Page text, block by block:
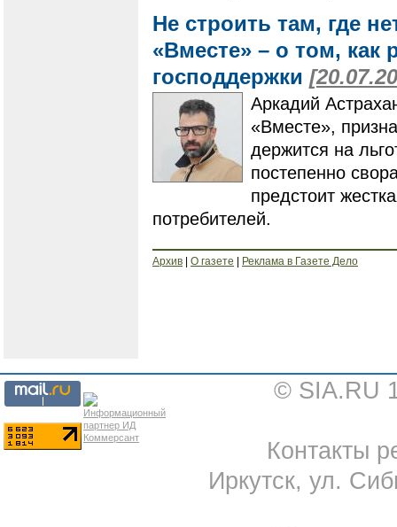
Не строить там, где
«Вместе» – о том, как
господдержки
Аркадий
«Вместе»,
держится на
постепенно
предстоит
потребителей.
Архив | О газете | Реклама в Газете Дело
© SIA.RU
Контакты
Иркутск, ул.